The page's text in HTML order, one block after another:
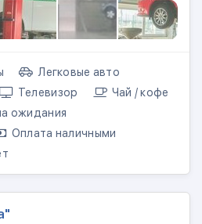
Легковые авто
Телевизор
Чай / кофе
ожидания
Оплата наличными